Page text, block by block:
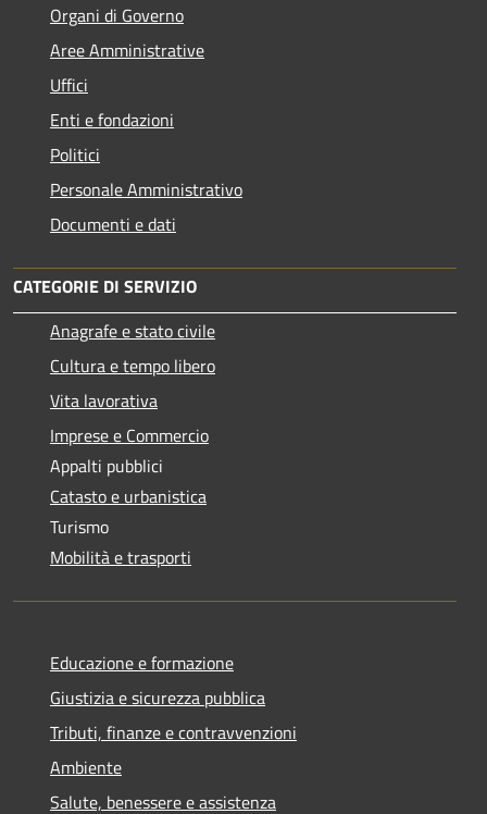
Organi di Governo
Aree Amministrative
Uffici
Enti e fondazioni
Politici
Personale Amministrativo
Documenti e dati
CATEGORIE DI SERVIZIO
Anagrafe e stato civile
Cultura e tempo libero
Vita lavorativa
Imprese e Commercio
Appalti pubblici
Catasto e urbanistica
Turismo
Mobilità e trasporti
Educazione e formazione
Giustizia e sicurezza pubblica
Tributi, finanze e contravvenzioni
Ambiente
Salute, benessere e assistenza